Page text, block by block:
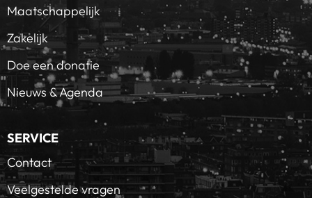
Maatschappelijk
Zakelijk
Doe een donatie
Nieuws & Agenda
SERVICE
Contact
Veelgestelde vragen